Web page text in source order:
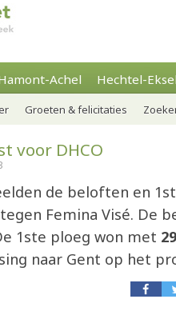
Achel Hechtel-
Groeten & felicitaties
voor DHCO
de beloften en
Femina Visé. De
1ste ploeg won met
naar Gent op het